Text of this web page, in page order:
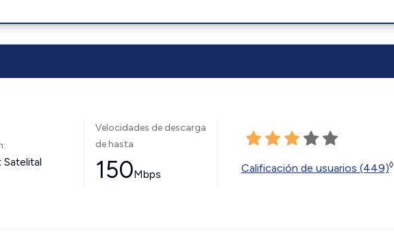
Velocidades de descarga
de hasta
150Mbps Calificación de usuarios (449)◊